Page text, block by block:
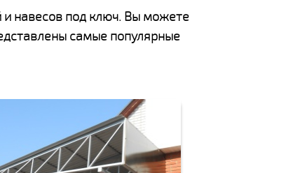
и навесов под ключ. Вы можете
самые популярные